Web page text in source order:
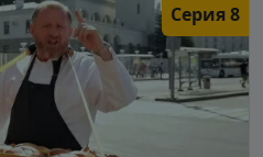
Серия 8